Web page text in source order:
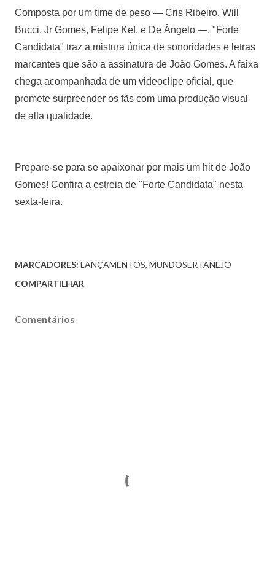
Composta por um time de peso — Cris Ribeiro, Will
Bucci, Jr Gomes, Felipe Kef, e De Ângelo —, "Forte
Candidata" traz a mistura única de sonoridades e letras
marcantes que são a assinatura de João Gomes. A faixa
chega acompanhada de um videoclipe oficial, que
promete surpreender os fãs com uma produção visual
de alta qualidade.
Prepare-se para se apaixonar por mais um hit de João
Gomes! Confira a estreia de "Forte Candidata" nesta
sexta-feira.
MARCADORES: LANÇAMENTOS MUNDOSERTANEJO
COMPARTILHAR
Comentários